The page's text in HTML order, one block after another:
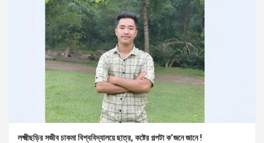
লক্ষ্মীছড়ির সজীব চাকমা বিশ্ববিদ্যালয়ে ছাত্র, কষ্টের গল্পটা ক’জনে জানে !